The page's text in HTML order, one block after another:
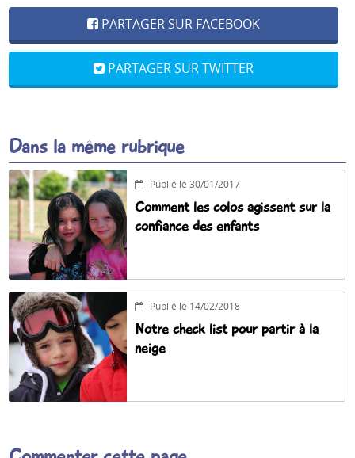
PARTAGER SUR FACEBOOK
PARTAGER SUR TWITTER
Dans la même rubrique
Publié le 30/01/2017
Comment les colos agissent sur la
confiance des enfants
Publié le 14/02/2018
Notre check list pour partir à la
neige